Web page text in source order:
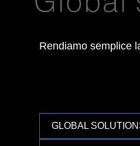
Rendiamo semplice
GLOBAL